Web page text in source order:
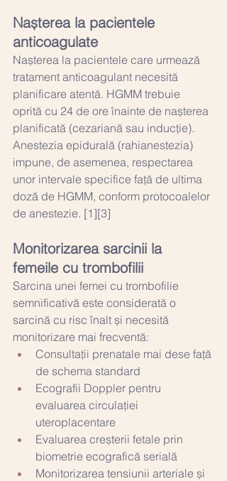
Nașterea la pacientele
anticoagulate
Nașterea la pacientele care urmează
tratament anticoagulant necesită
planificare atentă. HGMM trebuie
oprită cu 24 de ore înainte de nașterea
planificată (cezariană sau inducție).
Anestezia epidurală (rahianestezia)
impune, de asemenea, respectarea
unor intervale specifice față de ultima
doză de HGMM, conform protocoalelor
de anestezie. [1][3]
Monitorizarea sarcinii la
femeile cu trombofilii
Sarcina unei femei cu trombofilie
semnificativă este considerată o
sarcină cu risc înalt și necesită
monitorizare mai frecventă:
Consultații prenatale mai dese față
de schema standard
Ecografii Doppler pentru
evaluarea circulației
uteroplacentare
Evaluarea creșterii fetale prin
biometrie ecografică serială
Monitorizarea tensiunii arteriale și